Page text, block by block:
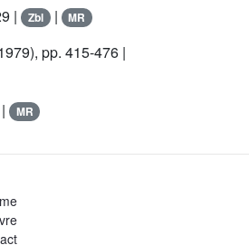
| Zbl | MR
pp. 415-476 |
MR